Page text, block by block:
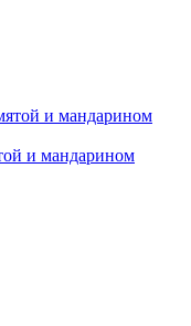
и мандарином